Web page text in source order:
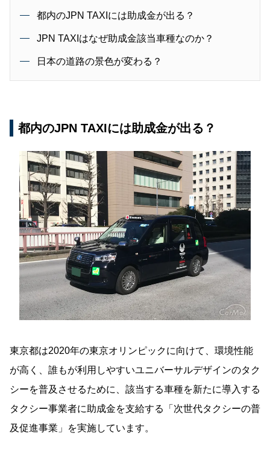
都内のJPN TAXIには助成金が出る？
JPN TAXIはなぜ助成金該当車種なのか？
日本の道路の景色が変わる？
都内のJPN TAXIには助成金が出る？
東京都は2020年の東京オリンピックに向けて、環境性能
が高く、誰もが利用しやすいユニバーサルデザインのタク
シーを普及させるために、該当する車種を新たに導入する
タクシー事業者に助成金を支給する「次世代タクシーの普
及促進事業」を実施しています。